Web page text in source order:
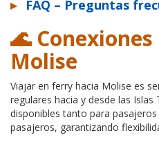
▸ FAQ – Preguntas
🌊
Molise
Viajar en ferry hacia Molise es
regulares hacia y desde las
disponibles tanto para
pasajeros, garantizando